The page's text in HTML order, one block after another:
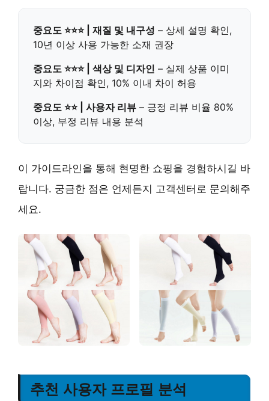
중요도 ⭐⭐⭐ | 재질 및 내구성 – 상세 설명 확인,
10년 이상 사용 가능한 소재 권장
중요도 ⭐⭐⭐ | 색상 및 디자인 – 실제 상품 이미
지와 차이점 확인, 10% 이내 차이 허용
중요도 ⭐⭐ | 사용자 리뷰 – 긍정 리뷰 비율 80%
이상, 부정 리뷰 내용 분석
이 가이드라인을 통해 현명한 쇼핑을 경험하시길 바
랍니다. 궁금한 점은 언제든지 고객센터로 문의해주
세요.
추천 사용자 프로필 분석